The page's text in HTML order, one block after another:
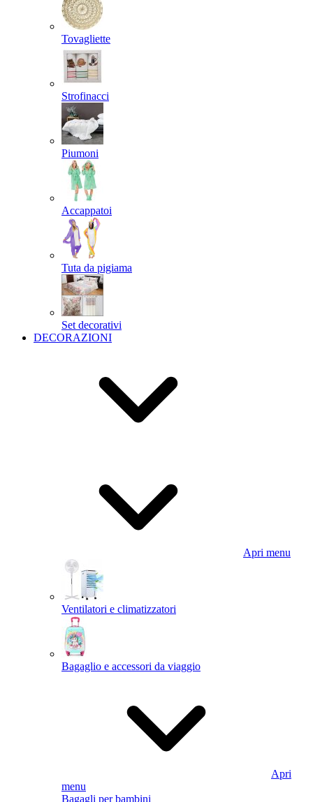
Tovagliette
Strofinacci
Piumoni
Accappatoi
Tuta da pigiama
Set decorativi
DECORAZIONI
Apri menu
Ventilatori e climatizzatori
Bagaglio e accessori da viaggio
Apri
menu
Bagagli per bambini